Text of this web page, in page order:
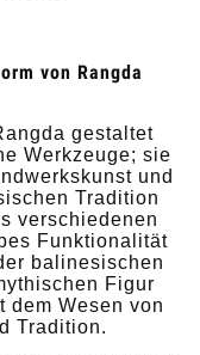
von Rangda
gestaltet
Werkzeuge; sie
und
Tradition
verschiedenen
Funktionalität
balinesischen
Figur
dem Wesen von
Tradition.